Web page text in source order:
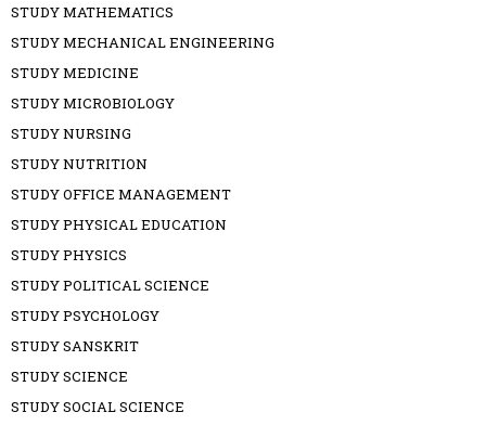
STUDY MATHEMATICS
STUDY MECHANICAL ENGINEERING
STUDY MEDICINE
STUDY MICROBIOLOGY
STUDY NURSING
STUDY NUTRITION
STUDY OFFICE MANAGEMENT
STUDY PHYSICAL EDUCATION
STUDY PHYSICS
STUDY POLITICAL SCIENCE
STUDY PSYCHOLOGY
STUDY SANSKRIT
STUDY SCIENCE
STUDY SOCIAL SCIENCE